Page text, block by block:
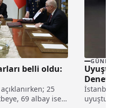
belli oldu:
25
69 albay ise